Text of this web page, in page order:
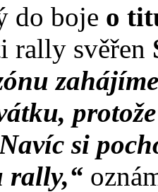
do boje o
rally svěřen
si
rally,“